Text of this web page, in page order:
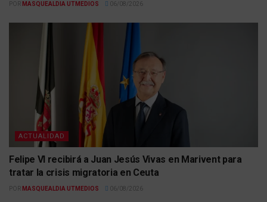
POR MASQUEALDIA UTMEDIOS 06/08/2026
ACTUALIDAD
Felipe VI recibirá a Juan Jesús Vivas en Marivent para
tratar la crisis migratoria en Ceuta
POR MASQUEALDIA UTMEDIOS 06/08/2026